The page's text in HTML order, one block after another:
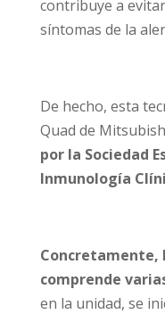
contribuye a
síntomas de la
De hecho, esta
Quad de
por la Sociedad
Inmunología
Concretamente,
comprende
en la unidad, se